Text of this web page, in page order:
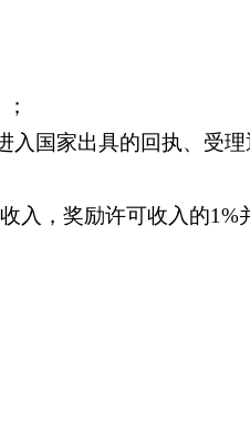
国家出具的回执、受
入，奖励许可收入的